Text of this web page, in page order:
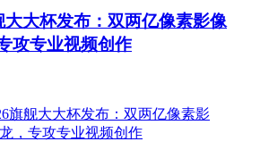
大大杯发布：双两亿像素影像
攻专业视频创作